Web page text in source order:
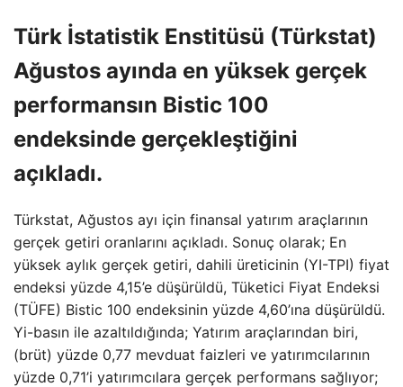
Türk İstatistik Enstitüsü (Türkstat)
Ağustos ayında en yüksek gerçek
performansın Bistic 100
endeksinde gerçekleştiğini
açıkladı.
Türkstat, Ağustos ayı için finansal yatırım araçlarının
gerçek getiri oranlarını açıkladı. Sonuç olarak; En
yüksek aylık gerçek getiri, dahili üreticinin (YI-TPI) fiyat
endeksi yüzde 4,15’e düşürüldü, Tüketici Fiyat Endeksi
(TÜFE) Bistic 100 endeksinin yüzde 4,60’ına düşürüldü.
Yi-basın ile azaltıldığında; Yatırım araçlarından biri,
(brüt) yüzde 0,77 mevduat faizleri ve yatırımcılarının
yüzde 0,71’i yatırımcılara gerçek performans sağlıyor;